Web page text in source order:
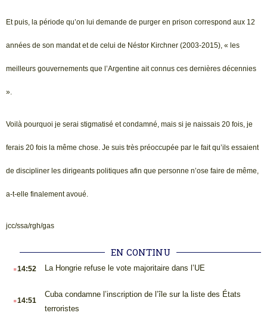
Et puis, la période qu’on lui demande de purger en prison correspond aux 12
années de son mandat et de celui de Néstor Kirchner (2003-2015), « les
meilleurs gouvernements que l’Argentine ait connus ces dernières décennies
».
Voilà pourquoi je serai stigmatisé et condamné, mais si je naissais 20 fois, je
ferais 20 fois la même chose. Je suis très préoccupée par le fait qu’ils essaient
de discipliner les dirigeants politiques afin que personne n’ose faire de même,
a-t-elle finalement avoué.
jcc/ssa/rgh/gas
EN CONTINU
.14:52 La Hongrie refuse le vote majoritaire dans l’UE
.14:51
Cuba condamne l’inscription de l’île sur la liste des États
terroristes